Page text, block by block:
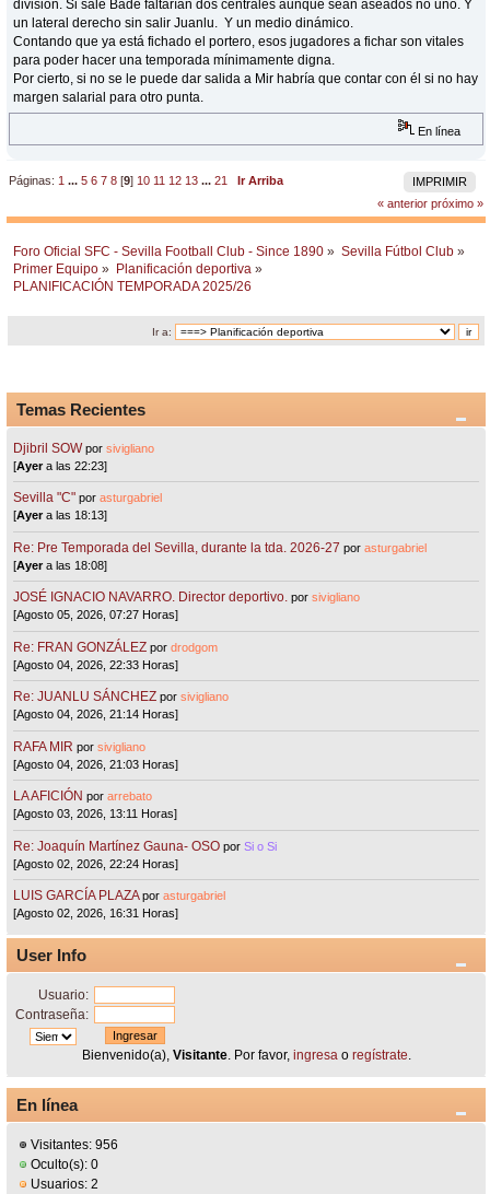
división. Si sale Badé faltarían dos centrales aunque sean aseados no uno. Y
un lateral derecho sin salir Juanlu. Y un medio dinámico.
Contando que ya está fichado el portero, esos jugadores a fichar son vitales
para poder hacer una temporada mínimamente digna.
Por cierto, si no se le puede dar salida a Mir habría que contar con él si no hay
margen salarial para otro punta.
En línea
IMPRIMIR
Páginas: 1 ...5 6 7 8 [9] 10 11 12 13 ...21
Ir Arriba
« anterior próximo »
Foro Oficial SFC - Sevilla Football Club - Since 1890 » Sevilla Fútbol Club »
Primer Equipo » Planificación deportiva »
PLANIFICACIÓN TEMPORADA 2025/26
Ir a:
Temas Recientes
Djibril SOW porsivigliano
[Ayera las 22:23]
Sevilla "C"porasturgabriel
[Ayera las 18:13]
Re: Pre Temporada del Sevilla, durante la tda. 2026-27 porasturgabriel
[Ayera las 18:08]
JOSÉ IGNACIO NAVARRO. Director deportivo. porsivigliano
[Agosto 05, 2026, 07:27 Horas]
Re: FRAN GONZÁLEZ pordrodgom
[Agosto 04, 2026, 22:33 Horas]
Re: JUANLU SÁNCHEZ porsivigliano
[Agosto 04, 2026, 21:14 Horas]
RAFA MIR porsivigliano
[Agosto 04, 2026, 21:03 Horas]
LA AFICIÓN porarrebato
[Agosto 03, 2026, 13:11 Horas]
Re: Joaquín Martínez Gauna- OSO porSi o Si
[Agosto 02, 2026, 22:24 Horas]
LUIS GARCÍA PLAZA porasturgabriel
[Agosto 02, 2026, 16:31 Horas]
User Info
Usuario:
Contraseña:
Bienvenido(a), Visitante. Por favor, ingresao regístrate.
En línea
Visitantes: 956
Oculto(s): 0
Usuarios: 2